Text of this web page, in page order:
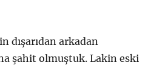
dışarıdan arkadan
şahit olmuştuk. Lakin eski